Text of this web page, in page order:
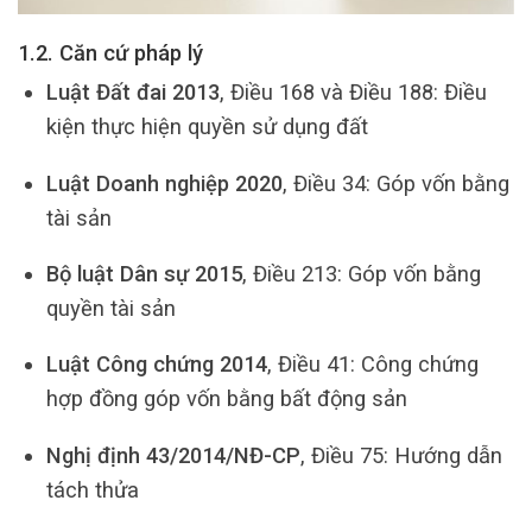
1.2. Căn cứ pháp lý
Luật Đất đai 2013, Điều 168 và Điều 188: Điều
kiện thực hiện quyền sử dụng đất
Luật Doanh nghiệp 2020, Điều 34: Góp vốn bằng
tài sản
Bộ luật Dân sự 2015, Điều 213: Góp vốn bằng
quyền tài sản
Luật Công chứng 2014, Điều 41: Công chứng
hợp đồng góp vốn bằng bất động sản
Nghị định 43/2014/NĐ-CP, Điều 75: Hướng dẫn
tách thửa